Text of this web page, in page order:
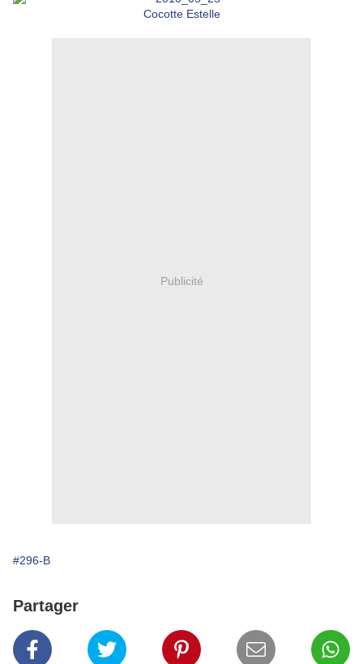
Cocotte Estelle
Publicité
#296-B
Partager